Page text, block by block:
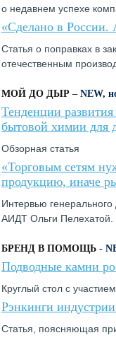
о недавнем успехе
«Сделано в России.
Статья о поправках в
отечественным
МОЙ ДО ДЫР – NEW,
Тенденции
бытовой химии для
Обзорная статья
«Торговым сетям
продукцию, иначе
Интервью
АИДТ Ольги Пелехатой.
БРЕНД В ПОМОЩЬ -
Подводные камни
Круглый стол с
Рэнкинги
Статья, поясняющая